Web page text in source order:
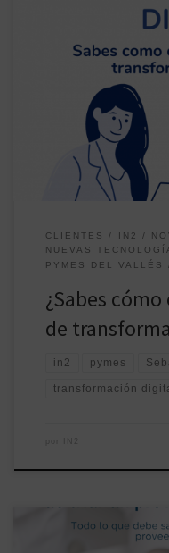
La pandemia del Covid
herramientas digitales en
que el proceso de
correcta. Según un
una muestra de Pymes
CLIENTES IN2
NUEVAS
PYMES DEL VALLÉS
¿Sabes
de
in2 pymes
transformación